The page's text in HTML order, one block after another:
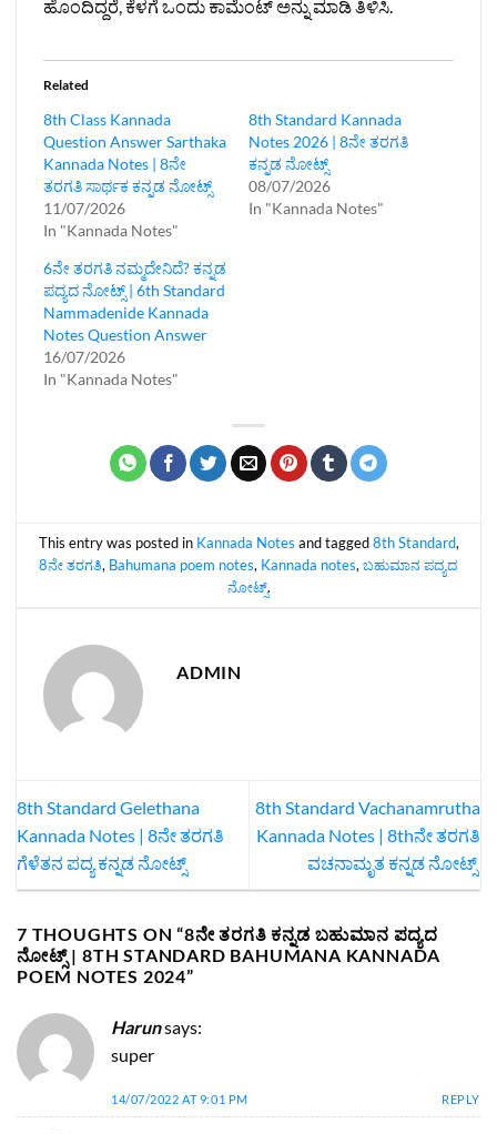
ಹೊಂದಿದ್ದರೆ, ಕೆಳಗೆ ಒಂದು ಕಾಮೆಂಟ್ ಅನ್ನು ಮಾಡಿ ತಿಳಿಸಿ.
Related
8th Class Kannada
Question Answer Sarthaka
Kannada Notes | 8ನೇ
ತರಗತಿ ಸಾರ್ಥಕ ಕನ್ನಡ ನೋಟ್ಸ್
11/07/2026
In "Kannada Notes"
8th Standard Kannada
Notes 2026 | 8ನೇ ತರಗತಿ
ಕನ್ನಡ ನೋಟ್ಸ್
08/07/2026
In "Kannada Notes"
6ನೇ ತರಗತಿ ನಮ್ಮದೇನಿದೆ? ಕನ್ನಡ
ಪದ್ಯದ ನೋಟ್ಸ್ | 6th Standard
Nammadenide Kannada
Notes Question Answer
16/07/2026
In "Kannada Notes"
This entry was posted in Kannada Notes and tagged8th Standard,
8ನೇ ತರಗತಿ, Bahumana poem notes, Kannada notes, ಬಹುಮಾನ ಪದ್ಯದ
ನೋಟ್ಸ್‌.
ADMIN
8th Standard Gelethana
Kannada Notes | 8ನೇ ತರಗತಿ
ಗೆಳೆತನ ಪದ್ಯ ಕನ್ನಡ ನೋಟ್ಸ್
8th Standard Vachanamrutha
Kannada Notes | 8thನೇ ತರಗತಿ
ವಚನಾಮೃತ ಕನ್ನಡ ನೋಟ್ಸ್
7 THOUGHTS ON “8ನೇ ತರಗತಿ ಕನ್ನಡ ಬಹುಮಾನ ಪದ್ಯದ
ನೋಟ್ಸ್‌ | 8TH STANDARD BAHUMANA KANNADA
POEM NOTES 2024”
Harunsays:
super
14/07/2022 AT 9:01 PM REPLY